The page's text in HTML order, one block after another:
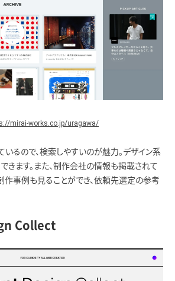
mirai-works.co.jp/uragawa/
いるので、検索しやすいのが魅力。デザイン系
きます。また、制作会社の情報も掲載されて
作事例も見ることができ、依頼先選定の参考
Collect